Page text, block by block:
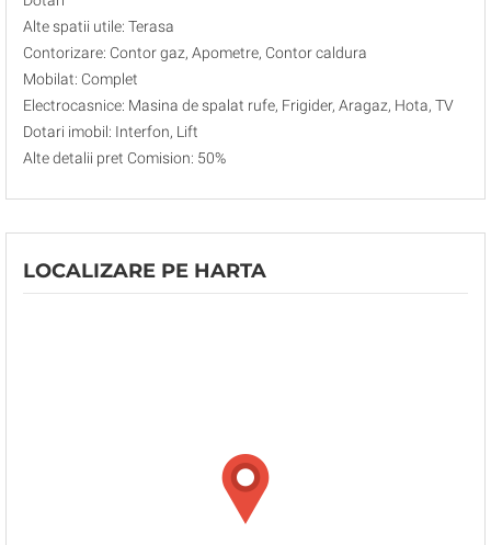
Alte spatii utile: Terasa
Contorizare: Contor gaz, Apometre, Contor caldura
Mobilat: Complet
Electrocasnice: Masina de spalat rufe, Frigider, Aragaz, Hota, TV
Dotari imobil: Interfon, Lift
Alte detalii pret Comision: 50%
LOCALIZARE PE HARTA